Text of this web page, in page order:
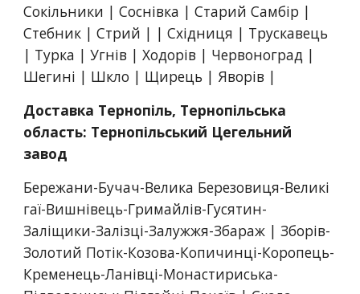
Сокільники | Соснівка | Старий Самбір |
Стебник | Стрий | | Східниця | Трускавець
| Турка | Угнів | Ходорів | Червоноград |
Шегині | Шкло | Щирець | Яворів |
Доставка Тернопіль, Тернопільська
область: Тернопільський Цегельний
завод
Бережани-Бучач-Велика Березовиця-Великі
гаї-Вишнівець-Гримайлів-Гусятин-
Заліщики-Залізці-Залужжя-Збараж | Зборів-
Золотий Потік-Козова-Копичинці-Коропець-
Кременець-Ланівці-Монастириська-